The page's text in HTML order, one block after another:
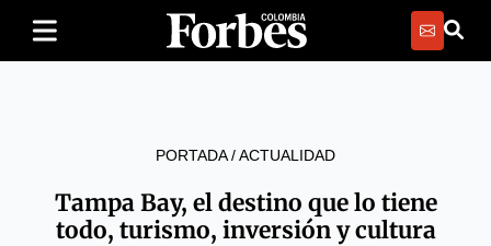
PORTADA/ACTUALIDAD
Tampa Bay, el destino que lo tiene
todo, turismo, inversión y cultura